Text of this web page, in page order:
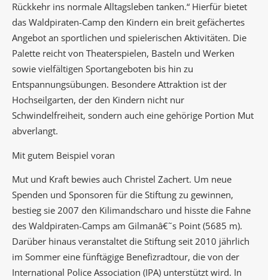
Rückkehr ins normale Alltagsleben tanken.“ Hierfür bietet
das Waldpiraten-Camp den Kindern ein breit gefächertes
Angebot an sportlichen und spielerischen Aktivitäten. Die
Palette reicht von Theaterspielen, Basteln und Werken
sowie vielfältigen Sportangeboten bis hin zu
Entspannungsübungen. Besondere Attraktion ist der
Hochseilgarten, der den Kindern nicht nur
Schwindelfreiheit, sondern auch eine gehörige Portion Mut
abverlangt.
Mit gutem Beispiel voran
Mut und Kraft bewies auch Christel Zachert. Um neue
Spenden und Sponsoren für die Stiftung zu gewinnen,
bestieg sie 2007 den Kilimandscharo und hisste die Fahne
des Waldpiraten-Camps am Gilmanâ€˜s Point (5685 m).
Darüber hinaus veranstaltet die Stiftung seit 2010 jährlich
im Sommer eine fünftägige Benefizradtour, die von der
International Police Association (IPA) unterstützt wird. In